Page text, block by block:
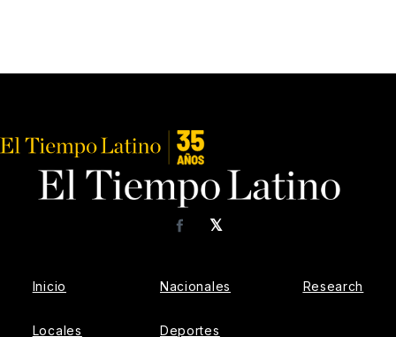
𝕏
Facebook
Inicio
Locales
Nacionales
Deportes
Research